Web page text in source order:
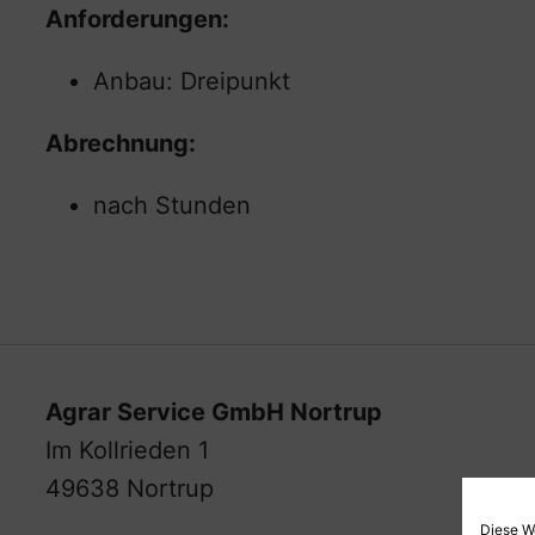
Anforderungen:
Anbau: Dreipunkt
Abrechnung:
nach Stunden
Agrar Service GmbH Nortrup
Im Kollrieden 1
49638 Nortrup
Diese